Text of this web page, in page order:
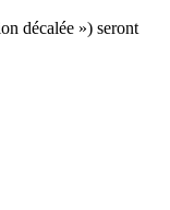
décalée ») seront